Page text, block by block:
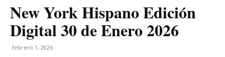
New York Hispano Edición
Digital 30 de Enero 2026
febrero 1, 2026